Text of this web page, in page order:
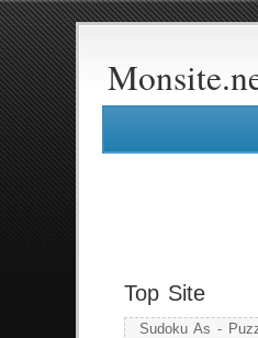
Top Site
Sudoku As -